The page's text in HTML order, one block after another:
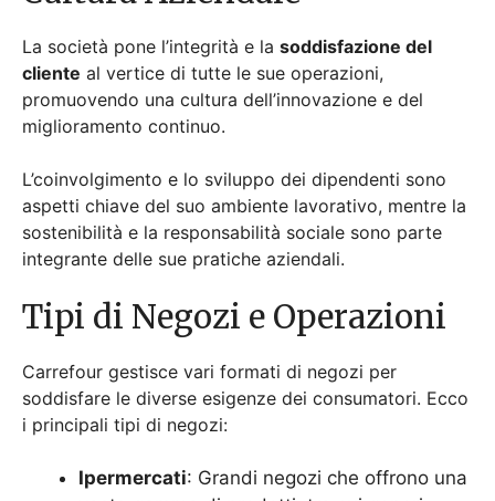
Carrefour gestisce vari formati di negozi per
soddisfare le diverse esigenze dei consumatori. Ecco
i principali tipi di negozi:
vasta gamma di prodotti, tra cui generi
alimentari, elettronica e abbigliamento.
Supermercati: Negozi di medie dimensioni
focalizzati sugli articoli di prima necessità e
generi alimentari.
Negozi di Prossimità : Piccoli punti vendita
articoli essenziali e snack.
Cash and Carry: Negozi all’ingrosso che
servono piccole imprese e acquirenti in